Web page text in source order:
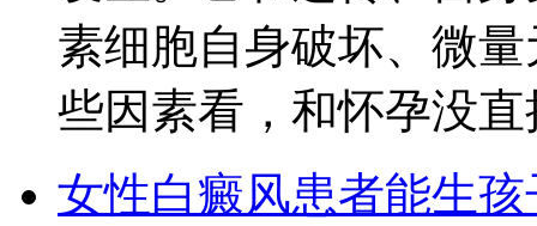
素细胞自身破坏、微
些因素看，和怀孕没
女性白癜风患者能生孩